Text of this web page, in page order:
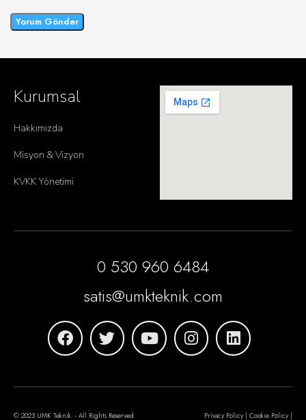
Kurumsal
Hakkımızda
Misyon & Vizyon
KVKK Yönetimi
0 530 960 6484
satis@umkteknik.com
© 2023 UMK Teknik. - All Rights Reserved
Privacy Policy | Cookie Policy |